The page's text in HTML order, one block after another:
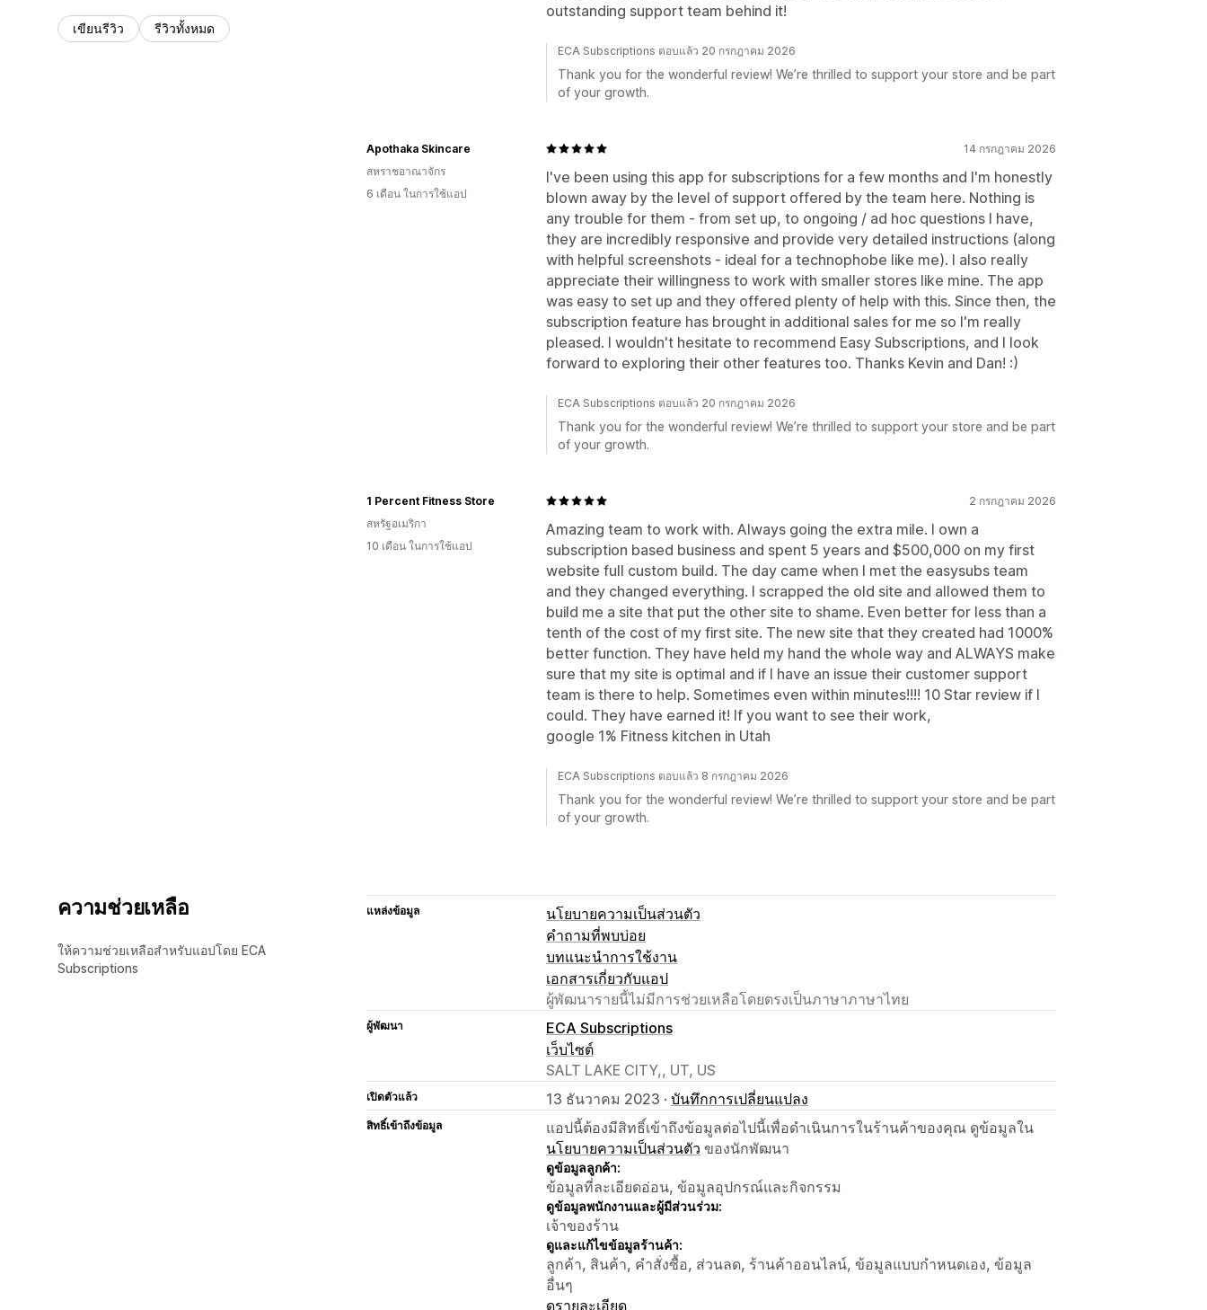
เขียนรีวิว รีวิวทั้งหมด
outstanding support team behind it!
ECA Subscriptions ตอบแล้ว 20 กรกฎาคม 2026
Thank you for the wonderful review! We’re thrilled to support your store and be part
of your growth.
14 กรกฎาคม 2026
I've been using this app for subscriptions for a few months and I'm honestly
blown away by the level of support offered by the team here. Nothing is
any trouble for them - from set up, to ongoing / ad hoc questions I have,
they are incredibly responsive and provide very detailed instructions (along
with helpful screenshots - ideal for a technophobe like me). I also really
appreciate their willingness to work with smaller stores like mine. The app
was easy to set up and they offered plenty of help with this. Since then, the
subscription feature has brought in additional sales for me so I'm really
pleased. I wouldn't hesitate to recommend Easy Subscriptions, and I look
forward to exploring their other features too. Thanks Kevin and Dan! :)
Apothaka Skincare
สหราชอาณาจักร
6 เดือน ในการใช้แอป
ECA Subscriptions ตอบแล้ว 20 กรกฎาคม 2026
Thank you for the wonderful review! We’re thrilled to support your store and be part
of your growth.
2 กรกฎาคม 2026
Amazing team to work with. Always going the extra mile. I own a
subscription based business and spent 5 years and $500,000 on my first
website full custom build. The day came when I met the easysubs team
and they changed everything. I scrapped the old site and allowed them to
build me a site that put the other site to shame. Even better for less than a
tenth of the cost of my first site. The new site that they created had 1000%
better function. They have held my hand the whole way and ALWAYS make
sure that my site is optimal and if I have an issue their customer support
team is there to help. Sometimes even within minutes!!!! 10 Star review if I
could. They have earned it! If you want to see their work,
google 1% Fitness kitchen in Utah
1 Percent Fitness Store
สหรัฐอเมริกา
10 เดือน ในการใช้แอป
ECA Subscriptions ตอบแล้ว 8 กรกฎาคม 2026
Thank you for the wonderful review! We’re thrilled to support your store and be part
of your growth.
ความช่วยเหลือ
ให้ความช่วยเหลือสำหรับแอปโดย ECA
Subscriptions
แหล่งข้อมูล
นโยบายความเป็นส่วนตัว
คำถามที่พบบ่อย
บทแนะนำการใช้งาน
เอกสารเกี่ยวกับแอป
ผู้พัฒนารายนี้ไม่มีการช่วยเหลือโดยตรงเป็นภาษาภาษาไทย
ผู้พัฒนา
ECA Subscriptions
เว็บไซต์
SALT LAKE CITY,, UT, US
เปิดตัวแล้ว 13 ธันวาคม 2023 · บันทึกการเปลี่ยนแปลง
สิทธิ์เข้าถึงข้อมูล
แอปนี้ต้องมีสิทธิ์เข้าถึงข้อมูลต่อไปนี้เพื่อดำเนินการในร้านค้าของคุณ ดูข้อมูลใน
นโยบายความเป็นส่วนตัว ของนักพัฒนา
ดูข้อมูลลูกค้า:
ข้อมูลที่ละเอียดอ่อน, ข้อมูลอุปกรณ์และกิจกรรม
ดูข้อมูลพนักงานและผู้มีส่วนร่วม:
เจ้าของร้าน
ดูและแก้ไขข้อมูลร้านค้า:
ลูกค้า, สินค้า, คำสั่งซื้อ, ส่วนลด, ร้านค้าออนไลน์, ข้อมูลแบบกำหนดเอง, ข้อมูล
อื่นๆ
ดูรายละเอียด